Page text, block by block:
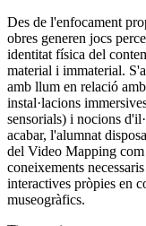
Des de l'enfocament
obres generen jocs
identitat física del
material i immaterial.
amb llum en relació
instal·lacions
sensorials) i nocions
acabar, l'alumnat
del Video Mapping
coneixements
interactives pròpies en
museogràfics.